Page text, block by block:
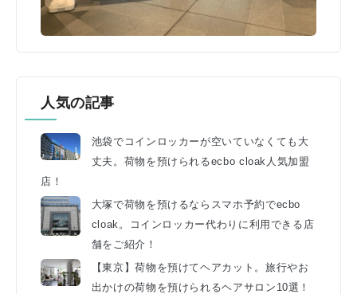
人気の記事
池袋でコインロッカーが空いていなくても大
丈夫。荷物を預けられるecbo cloak人気加盟
店！
大塚で荷物を預けるならスマホ予約でecbo
cloak。コインロッカー代わりに利用できる店
舗をご紹介！
【東京】荷物を預けてヘアカット。旅行やお
出かけの荷物を預けられるヘアサロン10選！